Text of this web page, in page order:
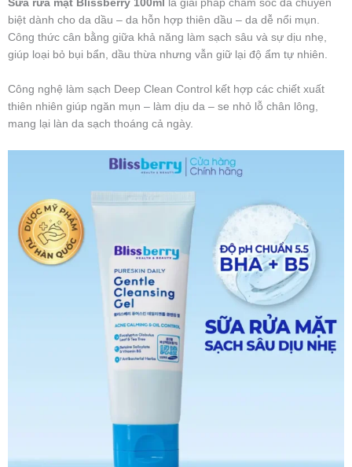
Sữa rửa mặt Blissberry 100ml
là giải pháp chăm sóc da chuyên
biệt dành cho da dầu – da hỗn hợp thiên dầu – da dễ nổi mụn.
Công thức cân bằng giữa khả năng làm sạch sâu và sự dịu nhẹ,
giúp loại bỏ bụi bẩn, dầu thừa nhưng vẫn giữ lại độ ẩm tự nhiên.
Công nghệ làm sạch Deep Clean Control kết hợp các chiết xuất
thiên nhiên giúp ngăn mụn – làm dịu da – se nhỏ lỗ chân lông,
mang lại làn da sạch thoáng cả ngày.